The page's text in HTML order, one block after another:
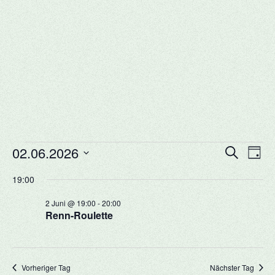
Veranstaltungen
2.
und
SucheTag
02.06.2026
wählen.
19:00
Renn-Roulette
2 Juni @ 19:00 -20:00
Vorheriger Tag Nächster Tag